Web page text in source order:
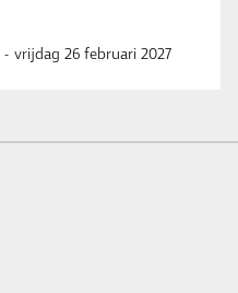
- vrijdag 26 februari 2027